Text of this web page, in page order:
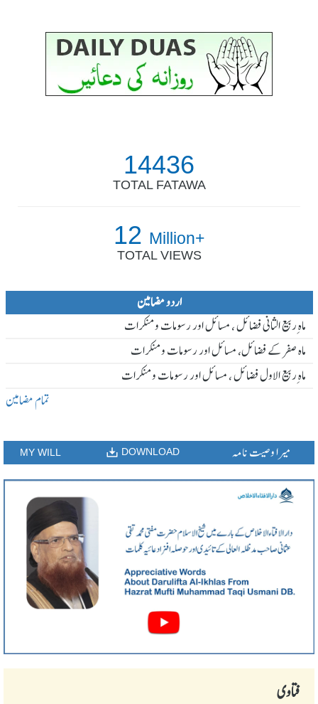
14436
TOTAL FATAWA
12 Million+
TOTAL VIEWS
اردو مضامین
ماہ ِربیع الثانی فضائل ، مسائل اور رسومات و منکرات
ماہ صفر کے فضائل، مسائل اور رسومات و منکرات
ماہ ِربیع الاول فضائل ، مسائل اور رسومات و منکرات
تمام مضامین
MY WILL DOWNLOAD میرا وصیت نامہ
فتاوی